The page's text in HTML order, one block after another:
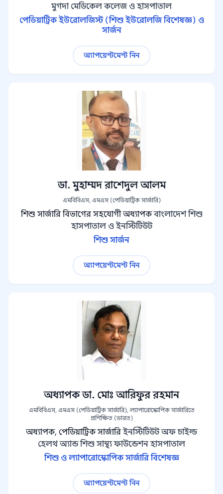
মুগদা মেডিকেল কলেজ ও হাসপাতাল
পেডিয়াট্রিক ইউরোলজিস্ট (শিশু ইউরোলজি বিশেষজ্ঞ) ও
সার্জন
অ্যাপয়েন্টমেন্ট নিন
ডা. মুহাম্মদ রাশেদুল আলম
এমবিবিএস, এমএস (পেডিয়াট্রিক সার্জারি)
শিশু সার্জারি বিভাগের সহযোগী অধ্যাপক বাংলাদেশ শিশু
হাসপাতাল ও ইনস্টিটিউট
শিশু সার্জন
অ্যাপয়েন্টমেন্ট নিন
অধ্যাপক ডা. মোঃ আরিফুর রহমান
এমবিবিএস, এমএস (পেডিয়াট্রিক সার্জারি), ল্যাপারোস্কোপিক সার্জারিতে
প্রশিক্ষিত (ভারত)
অধ্যাপক, পেডিয়াট্রিক সার্জারি ইনস্টিটিউট অফ চাইল্ড
হেলথ অ্যান্ড শিশু সাস্থ্য ফাউন্ডেশন হাসপাতাল
শিশু ও ল্যাপারোস্কোপিক সার্জারি বিশেষজ্ঞ
অ্যাপয়েন্টমেন্ট নিন